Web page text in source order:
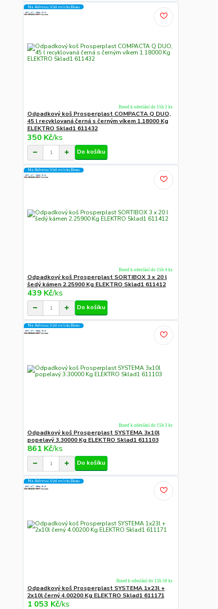
Na Adresu,Výd.místo,Boxu
Odpadkový koš Prosperplast COMPACTA Q DUO,
45 l recyklovaná černá s černým víkem 1.18000 Kg
ELEKTRO Sklad1 611432
350 Kč/ks
Ihned k odeslání do 15h 2 ks
Do košíku
Na Adresu,Výd.místo,Boxu
Odpadkový koš Prosperplast SORTIBOX 3 x 20 l
šedý kámen 2.25900 Kg ELEKTRO Sklad1 611412
439 Kč/ks
Ihned k odeslání do 15h 4 ks
Do košíku
Na Adresu,Výd.místo,Boxu
Odpadkový koš Prosperplast SYSTEMA 3x10l
popelavý 3.30000 Kg ELEKTRO Sklad1 611103
861 Kč/ks
Ihned k odeslání do 15h 3 ks
Do košíku
Na Adresu,Výd.místo,Boxu
Odpadkový koš Prosperplast SYSTEMA 1x23l +
2x10l černý 4.00200 Kg ELEKTRO Sklad1 611171
1 053 Kč/ks
Ihned k odeslání do 15h 50 ks